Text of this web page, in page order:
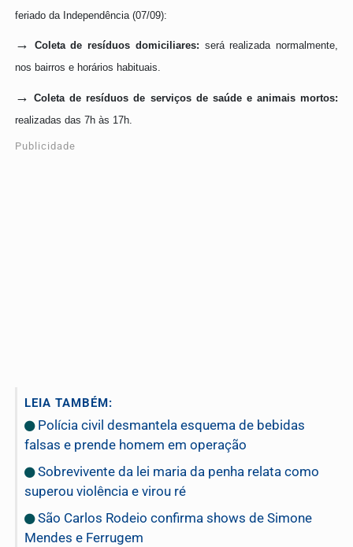
feriado da Independência (07/09):
→ Coleta de resíduos domiciliares: será realizada normalmente,
nos bairros e horários habituais.
→Coleta de resíduos de serviços de saúde e animais mortos:
realizadas das 7h às 17h.
Publicidade
LEIA TAMBÉM:
Polícia civil desmantela esquema de bebidas
falsas e prende homem em operação
Sobrevivente da lei maria da penha relata como
superou violência e virou ré
São Carlos Rodeio confirma shows de Simone
Mendes e Ferrugem